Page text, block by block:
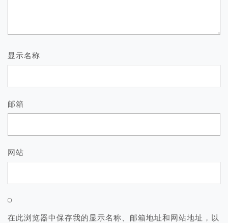
显示名称
邮箱
网站
在此浏览器中保存我的显示名称、邮箱地址和网站地址，以